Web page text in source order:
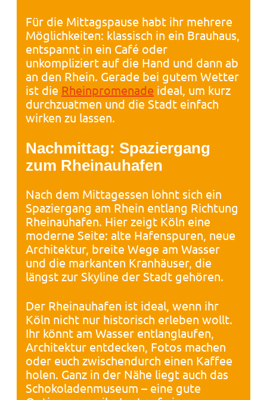
Für die Mittagspause habt ihr mehrere
Möglichkeiten: klassisch in ein Brauhaus,
entspannt in ein Café oder
unkompliziert auf die Hand und dann ab
an den Rhein. Gerade bei gutem Wetter
ist die Rheinpromenade ideal, um kurz
durchzuatmen und die Stadt einfach
wirken zu lassen.
Nachmittag: Spaziergang
zum Rheinauhafen
Nach dem Mittagessen lohnt sich ein
Spaziergang am Rhein entlang Richtung
Rheinauhafen. Hier zeigt Köln eine
moderne Seite: alte Hafenspuren, neue
Architektur, breite Wege am Wasser
und die markanten Kranhäuser, die
längst zur Skyline der Stadt gehören.
Der Rheinauhafen ist ideal, wenn ihr
Köln nicht nur historisch erleben wollt.
Ihr könnt am Wasser entlanglaufen,
Architektur entdecken, Fotos machen
oder euch zwischendurch einen Kaffee
holen. Ganz in der Nähe liegt auch das
Schokoladenmuseum – eine gute